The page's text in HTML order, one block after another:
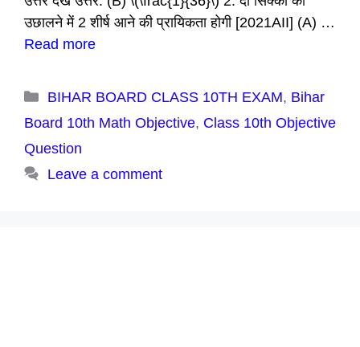
उछालने में 2 शीर्ष आने की प्रायिकता होगी [2021AII] (A) …
Read more
Categories
BIHAR BOARD CLASS 10TH EXAM, Bihar
Board 10th Math Objective, Class 10th Objective
Question
Leave a comment